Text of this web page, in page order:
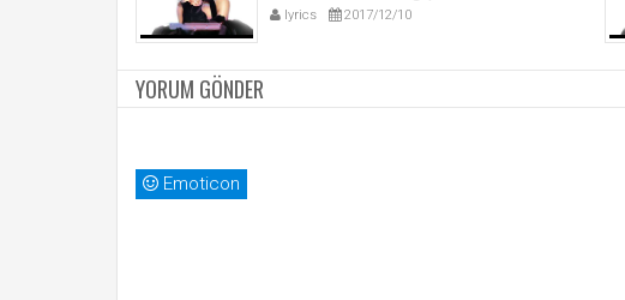
lyrics 2017/12/10
YORUM GÖNDER
Emoticon